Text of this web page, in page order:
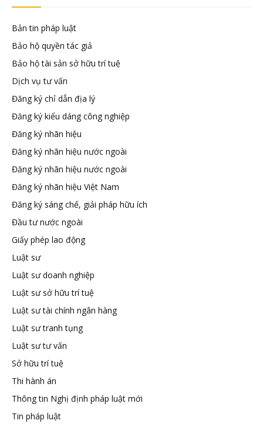
Bản tin pháp luật
Bảo hộ quyền tác giả
Bảo hộ tài sản sở hữu trí tuệ
Dịch vụ tư vấn
Đăng ký chỉ dẫn địa lý
Đăng ký kiểu dáng công nghiệp
Đăng ký nhãn hiệu
Đăng ký nhãn hiệu nước ngoài
Đăng ký nhãn hiệu nước ngoài
Đăng ký nhãn hiệu Việt Nam
Đăng ký sáng chế, giải pháp hữu ích
Đầu tư nước ngoài
Giấy phép lao động
Luật sư
Luật sư doanh nghiệp
Luật sư sở hữu trí tuệ
Luật sư tài chính ngân hàng
Luật sư tranh tụng
Luật sư tư vấn
Sở hữu trí tuệ
Thi hành án
Thông tin Nghị định pháp luật mới
Tin pháp luật